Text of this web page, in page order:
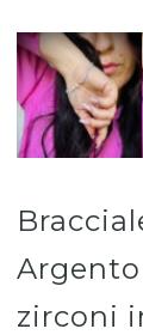
zirconi